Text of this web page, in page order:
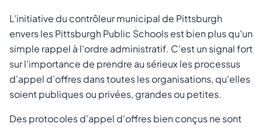
L'initiative du contrôleur municipal de Pittsburgh
envers les Pittsburgh Public Schools est bien plus qu'un
simple rappel à l'ordre administratif. C'est un signal fort
sur l'importance de prendre au sérieux les processus
d'appel d'offres dans toutes les organisations, qu'elles
soient publiques ou privées, grandes ou petites.
Des protocoles d'appel d'offres bien conçus ne sont